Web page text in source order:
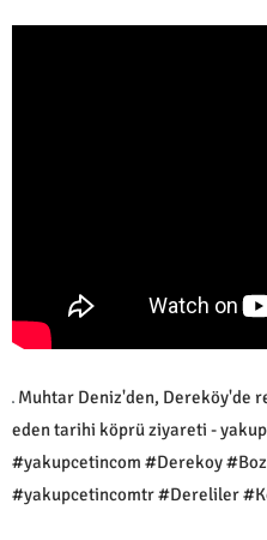
Muhtar Deniz'den, Dereköy'de
eden tarihi köprü ziyareti -
#yakupcetincom #Derekoy
#yakupcetincomtr #Dereliler